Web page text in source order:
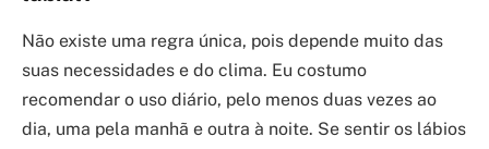
Não existe uma regra única, pois depende muito das
suas necessidades e do clima. Eu costumo
recomendar o uso diário, pelo menos duas vezes ao
dia, uma pela manhã e outra à noite. Se sentir os lábios